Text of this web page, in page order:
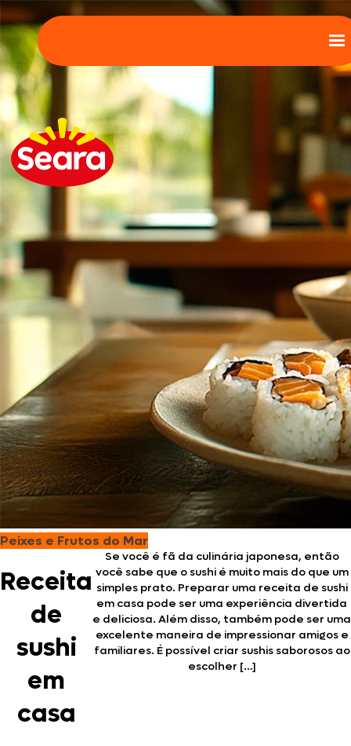
Peixes e Frutos do Mar
Receita
de
sushi
em
casa
Se você é fã da culinária japonesa, então
você sabe que o sushi é muito mais do que um
simples prato. Preparar uma receita de sushi
em casa pode ser uma experiência divertida
e deliciosa. Além disso, também pode ser uma
excelente maneira de impressionar amigos e
familiares. É possível criar sushis saborosos ao
escolher […]